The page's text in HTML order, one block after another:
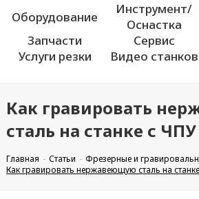
Оборудование
Инструмент/
Оснастка
Запчасти
Сервис
Услуги резки
Видео станков
Как гравировать
сталь на станке с ЧПУ
Главная Статьи
Фрезерные и
Как гравировать нержавеющую сталь на